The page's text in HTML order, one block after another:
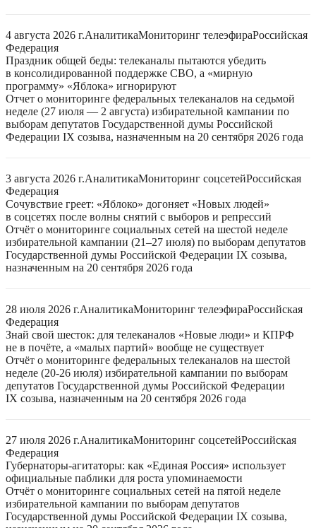
4 августа 2026 г.АналитикаМониторинг телеэфираРоссийская
Федерация
Праздник общей беды: телеканалы пытаются убедить
в консолидированной поддержке СВО, а «мирную
программу» «Яблока» игнорируют
Отчет о мониторинге федеральных телеканалов на седьмой
неделе (27 июля — 2 августа) избирательной кампании по
выборам депутатов Государственной думы Российской
Федерации IX созыва, назначенным на 20 сентября 2026 года
3 августа 2026 г.АналитикаМониторинг соцсетейРоссийская
Федерация
Сочувствие греет: «Яблоко» догоняет «Новых людей»
в соцсетях после волны снятий с выборов и репрессий
Отчёт о мониторинге социальных сетей на шестой неделе
избирательной кампании (21–27 июля) по выборам депутатов
Государственной думы Российской Федерации IX созыва,
назначенным на 20 сентября 2026 года
28 июля 2026 г.АналитикаМониторинг телеэфираРоссийская
Федерация
Знай свой шесток: для телеканалов «Новые люди» и КПРФ
не в почёте, а «малых партий» вообще не существует
Отчёт о мониторинге федеральных телеканалов на шестой
неделе (20-26 июля) избирательной кампании по выборам
депутатов Государственной думы Российской Федерации
IX созыва, назначенным на 20 сентября 2026 года
27 июля 2026 г.АналитикаМониторинг соцсетейРоссийская
Федерация
Губернаторы-агитаторы: как «Единая Россия» использует
официальные паблики для роста упоминаемости
Отчёт о мониторинге социальных сетей на пятой неделе
избирательной кампании по выборам депутатов
Государственной думы Российской Федерации IX созыва,